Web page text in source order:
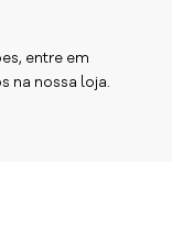
entre em
na nossa loja.